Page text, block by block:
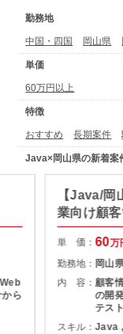
勤務地
中国・四国 岡山県
単価
60万円以上
特徴
おすすめ 長期案件
Java×岡山県の新着案
ら
【Java/岡
業向け顧
単 価：60万
勤務地： 岡山
内 容： 顧客
の開
テス
スキル：Java